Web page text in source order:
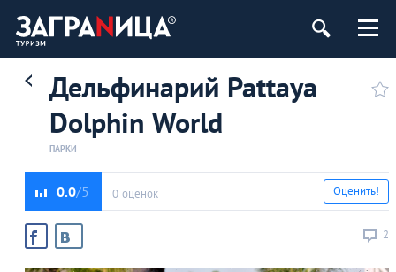
Дельфинарий Pattaya
Dolphin World
ПАРКИ
0.0 0 оценок
2
Оценить!